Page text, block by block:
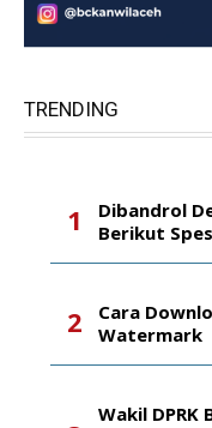
TRENDING
Dibandrol
Berikut
Cara
Watermark
Wakil DPRK